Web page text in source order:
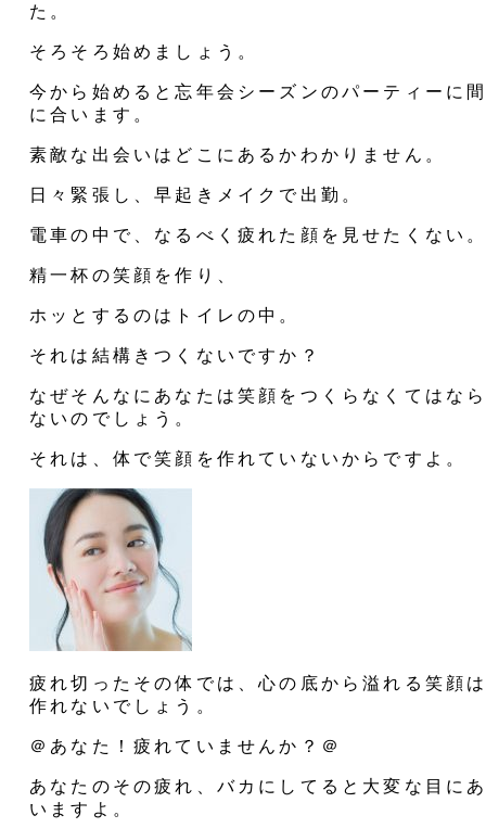
た。
そろそろ始めましょう。
今から始めると忘年会シーズンのパーティーに
に合います。
素敵な出会いはどこにあるかわかりません。
日々緊張し、早起きメイクで出勤。
電車の中で、なるべく疲れた顔を見せたくない
精一杯の笑顔を作り、
ホッとするのはトイレの中。
それは結構きつくないですか？
なぜそんなにあなたは笑顔をつくらなくてはな
ないのでしょう。
それは、体で笑顔を作れていないからですよ。
疲れ切ったその体では、心の底から溢れる笑顔
作れないでしょう。
＠あなた！疲れていませんか？＠
あなたのその疲れ、バカにしてると大変な目に
いますよ。